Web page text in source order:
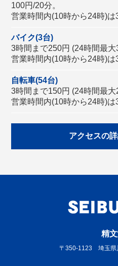
100円/20分。
営業時間内(10時から24時)は
バイク(3台)
3時間まで250円 (24時間最大
営業時間内(10時から24時)は
自転車(54台)
3時間まで150円 (24時間最大
営業時間内(10時から24時)は
アクセスの
精
〒350-1123 埼玉県